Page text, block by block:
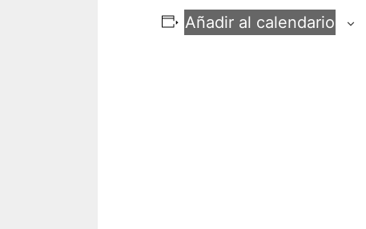
Añadir al calendario